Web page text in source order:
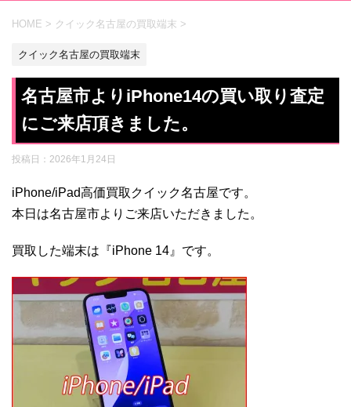
HOME > クイック名古屋の買取端末 >
クイック名古屋の買取端末
名古屋市よりiPhone14の買い取り査定
にご来店頂きました。
投稿日： 2026年1月24日
iPhone/iPad高価買取クイック名古屋です。
本日は名古屋市よりご来店いただきました。
買取した端末は『iPhone 14』です。